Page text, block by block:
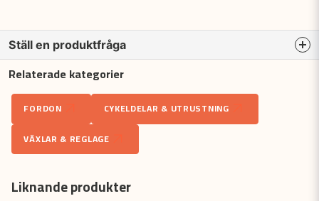
Liknande produkter
Ställ en produktfråga
question
Fråga oss något om denna produkten...
name
Namn
Relaterade kategorier
FORDON
CYKELDELAR & UTRUSTNING
VÄXLAR & REGLAGE